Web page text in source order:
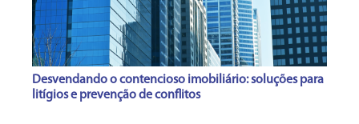
Desvendando o contencioso imobiliário: soluções para
litígios e prevenção de conflitos